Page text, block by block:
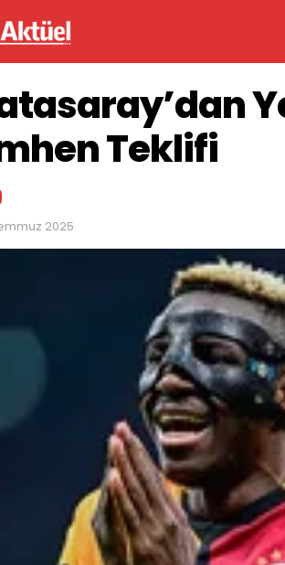
Teklifi
2025